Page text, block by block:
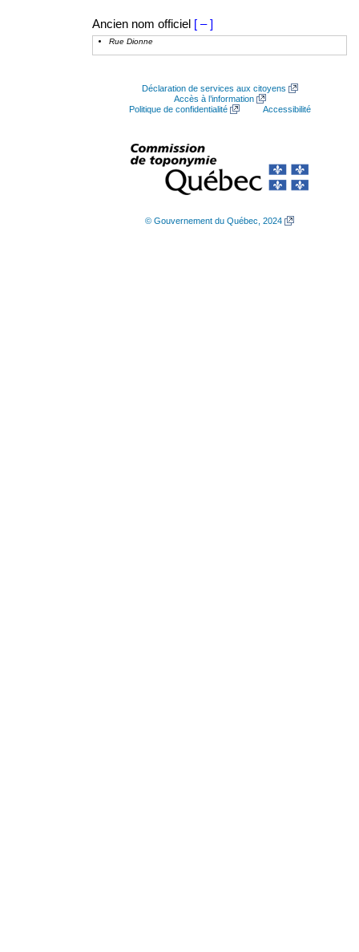
Ancien nom officiel [ – ]
Rue Dionne
Déclaration de services aux citoyens
Accès à l’information
Politique de confidentialité
Accessibilité
© Gouvernement du Québec, 2024